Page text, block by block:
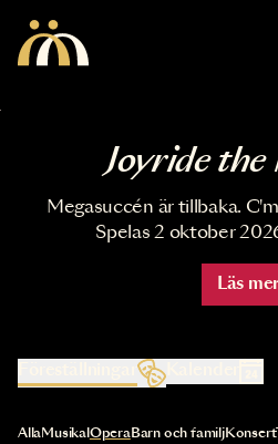
Joyride the
Megasuccén är tillbaka.
Spelas 2 oktober
Läs mer
Kalender
Val av kategori uppdaterar innehållet
AllaMusikal OperaBarn och familjKonsert